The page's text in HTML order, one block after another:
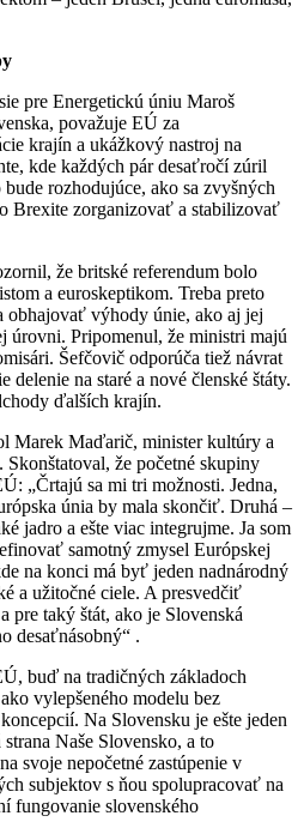
pre Energetickú úniu Maroš
považuje EÚ za
krajín a ukážkový nastroj na
kde každých pár desaťročí zúril
rozhodujúce, ako sa zvyšných
Brexite zorganizovať a stabilizovať
že britské referendum bolo
a euroskeptikom. Treba preto
výhody únie, ako aj jej
úrovni. Pripomenul, že ministri majú
Šefčovič odporúča tiež návrat
delenie na staré a nové členské štáty.
ďalších krajín.
Marek Maďarič, minister kultúry a
Skonštatoval, že početné skupiny
„Črtajú sa mi tri možnosti. Jedna,
únia by mala skončiť. Druhá –
jadro a ešte viac integrujme. Ja som
samotný zmysel Európskej
na konci má byť jeden nadnárodný
a užitočné ciele. A presvedčiť
pre taký štát, ako je Slovenská
desaťnásobný“ .
buď na tradičných základoch
vylepšeného modelu bez
Na Slovensku je ešte jeden
Naše Slovensko, a to
svoje nepočetné zastúpenie v
subjektov s ňou spolupracovať na
fungovanie slovenského